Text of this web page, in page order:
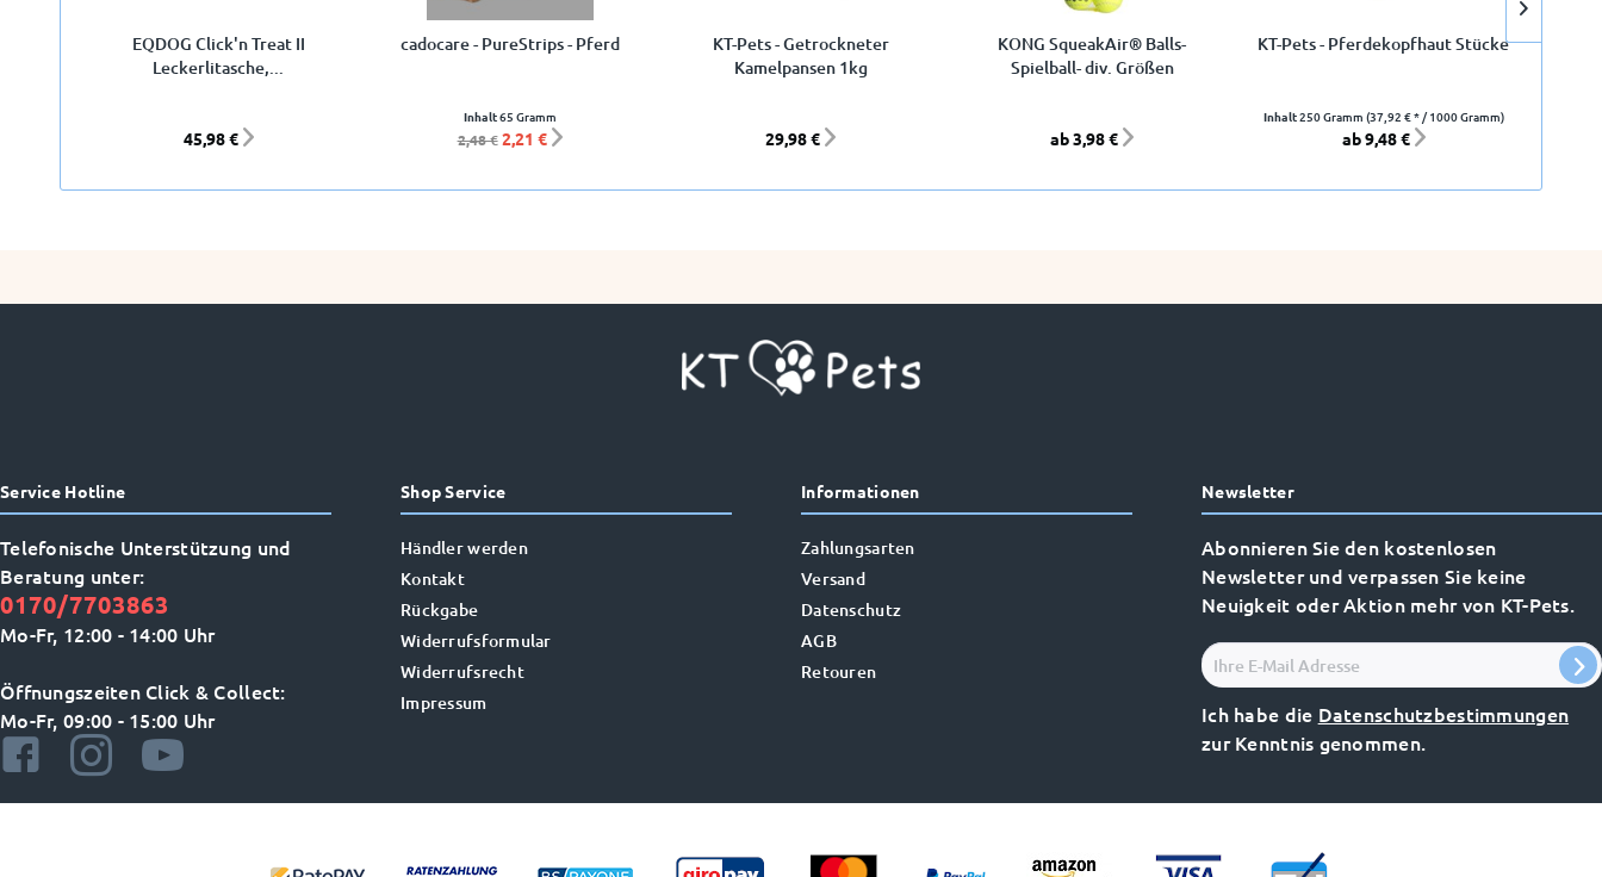
EQDOG Click'n Treat II
Leckerlitasche,...
45,98 €
cadocare - PureStrips - Pferd
Inhalt65 Gramm
2,48 € 2,21 €
KT-Pets - Getrockneter
Kamelpansen 1kg
29,98 €
KONG SqueakAir® Balls-
Spielball- div. Größen
ab 3,98 €
KT-Pets - Pferdekopfhaut Stücke
Inhalt250 Gramm (37,92 € * / 1000 Gramm)
ab 9,48 €
Service Hotline
Telefonische Unterstützung und
Beratung unter:
0170/7703863
Mo-Fr, 12:00 - 14:00 Uhr
Öffnungszeiten Click & Collect:
Mo-Fr, 09:00 - 15:00 Uhr
Shop Service
Händler werden
Kontakt
Rückgabe
Widerrufsformular
Widerrufsrecht
Impressum
Informationen
Zahlungsarten
Versand
Datenschutz
AGB
Retouren
Newsletter
Abonnieren Sie den kostenlosen
Newsletter und verpassen Sie keine
Neuigkeit oder Aktion mehr von KT-Pets.
Ich habe die Datenschutzbestimmungen
zur Kenntnis genommen.